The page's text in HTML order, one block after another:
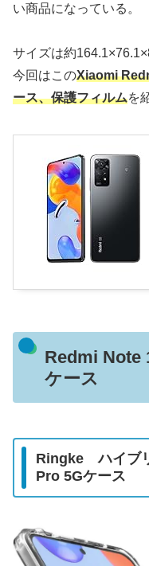
い商品になっている。
サイズは約
今回はこのXiaomi
ース、保護フィルムを
Redmi Note
ケース
Ringke ハイブ
Pro 5Gケース